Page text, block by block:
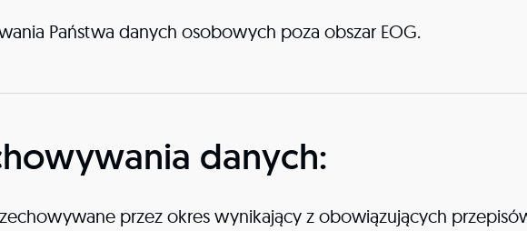
Państwa danych osobowych poza obszar EOG.
danych:
przez okres wynikający z obowiązujących